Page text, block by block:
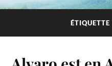
ÉTIQUETTE